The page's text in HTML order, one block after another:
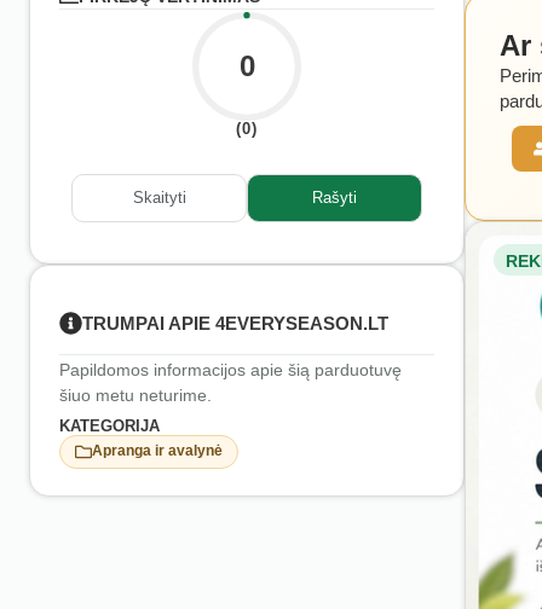
0
(0)
Skaityti Rašyti
TRUMPAI APIE 4EVERYSEASON.LT
Papildomos informacijos apie šią parduotuvę
šiuo metu neturime.
KATEGORIJA
Apranga ir avalynė
Ar